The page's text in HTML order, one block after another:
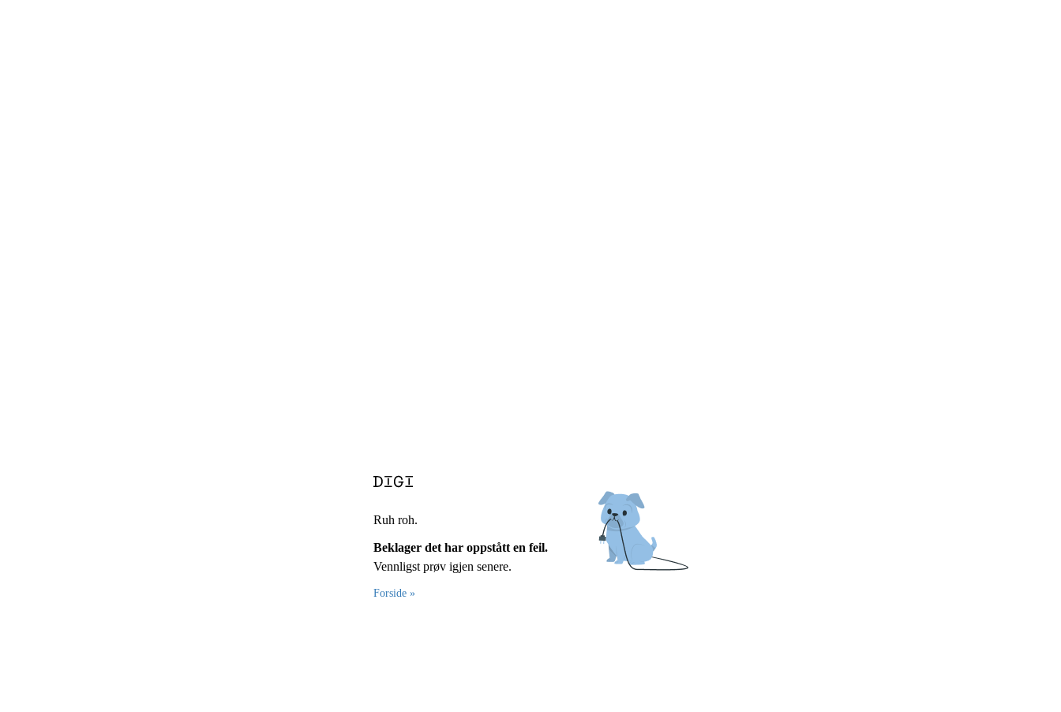
Ruh roh.
Beklager det har oppstått en feil.
Vennligst prøv igjen senere.
Forside »